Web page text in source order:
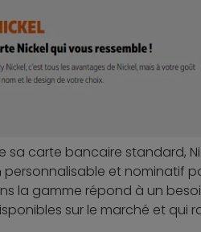
sa carte bancaire standard,
et nominatif
la gamme répond à un
sur le marché et qui